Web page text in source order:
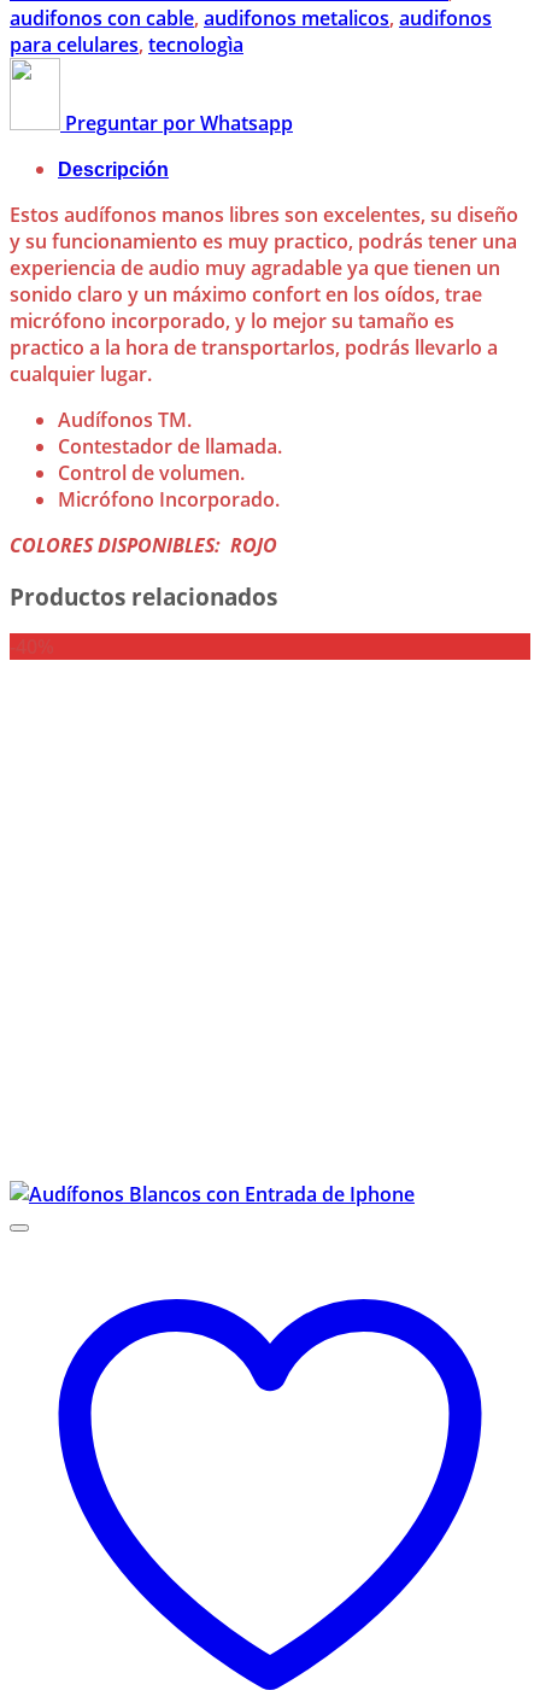
audifonos con cable, audifonos metalicos, audifonos
para celulares, tecnologìa
Preguntar por Whatsapp
Descripción
Estos audífonos manos libres son excelentes, su diseño
y su funcionamiento es muy practico, podrás tener una
experiencia de audio muy agradable ya que tienen un
sonido claro y un máximo confort en los oídos, trae
micrófono incorporado, y lo mejor su tamaño es
practico a la hora de transportarlos, podrás llevarlo a
cualquier lugar.
Audífonos TM.
Contestador de llamada.
Control de volumen.
Micrófono Incorporado.
COLORES DISPONIBLES: ROJO
Productos relacionados